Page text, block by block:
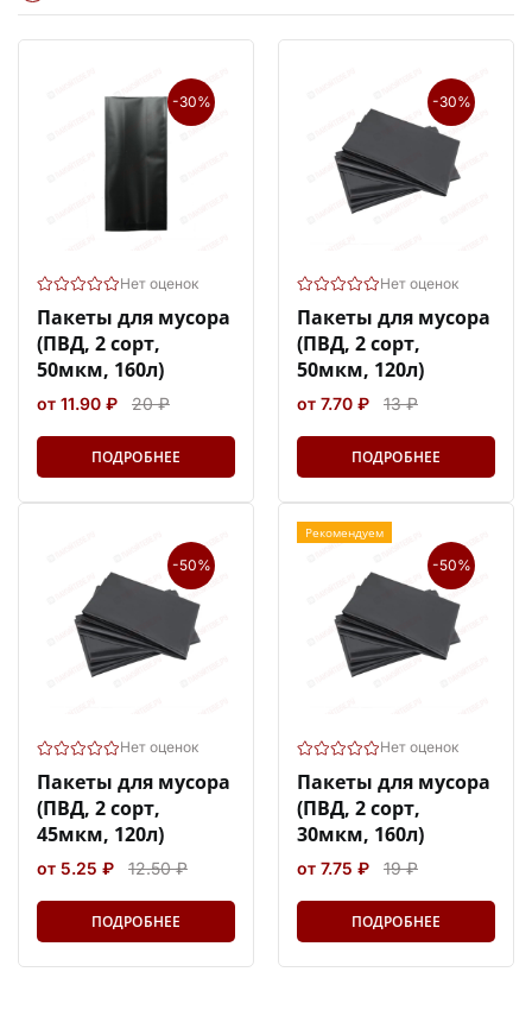
-30%
Нет оценок
Пакеты для мусора
(ПВД, 2 сорт,
50мкм, 160л)
от 11.90 ₽ 20 ₽
ПОДРОБНЕЕ
-30%
Нет оценок
Пакеты для мусора
(ПВД, 2 сорт,
50мкм, 120л)
от 7.70 ₽ 13 ₽
ПОДРОБНЕЕ
-50%
Нет оценок
Пакеты для мусора
(ПВД, 2 сорт,
45мкм, 120л)
от 5.25 ₽ 12.50 ₽
ПОДРОБНЕЕ
-50%
Рекомендуем
Нет оценок
Пакеты для мусора
(ПВД, 2 сорт,
30мкм, 160л)
от 7.75 ₽ 19 ₽
ПОДРОБНЕЕ